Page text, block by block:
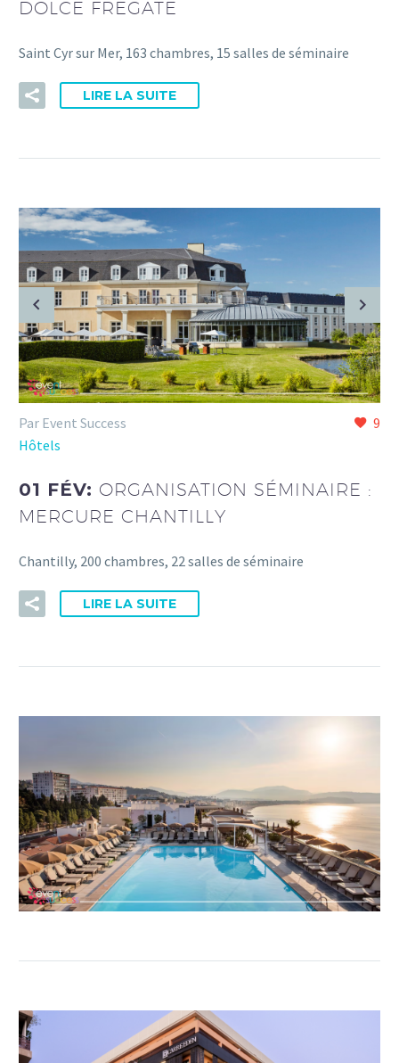
DOLCE FRÉGATE
Saint Cyr sur Mer, 163 chambres, 15 salles de séminaire
LIRE LA SUITE
9
Par Event Success
Hôtels
01 FÉV: ORGANISATION SÉMINAIRE :
MERCURE CHANTILLY
Chantilly, 200 chambres, 22 salles de séminaire
LIRE LA SUITE